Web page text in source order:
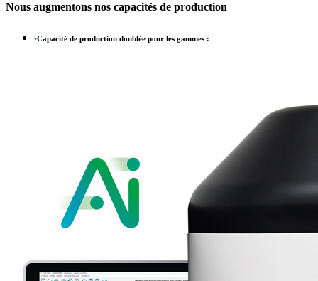
Nous augmentons nos capacités de production
•Capacité de production doublée pour les gammes :